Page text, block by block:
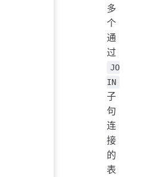
多
个
通
过
JO
IN
子
句
连
接
的
表